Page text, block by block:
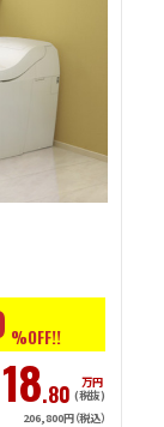
%OFF!!
18.80 万円
(税抜)
206,800円（税込）